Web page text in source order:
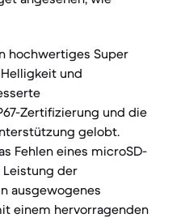
hochwertiges Super
und
Zertifizierung und die
gelobt.
Fehlen eines microSD-
der
ausgewogenes
einem hervorragenden